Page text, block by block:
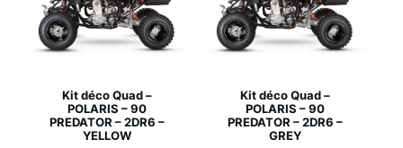
Kit déco Quad –
POLARIS – 90
PREDATOR – 2DR6 –
YELLOW
Kit déco Quad –
POLARIS – 90
PREDATOR – 2DR6 –
GREY